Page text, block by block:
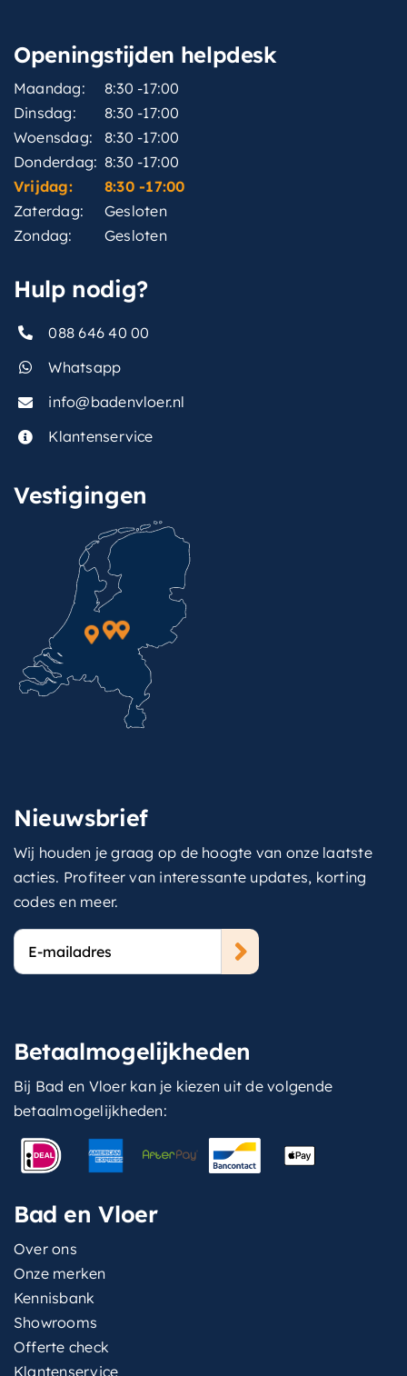
Openingstijden helpdesk
Maandag:
8:30 -17:00
Dinsdag:
8:30 -17:00
Woensdag:
8:30 -17:00
Donderdag: 8:30 -17:00
Vrijdag:
8:30 -17:00
Zaterdag:
Gesloten
Zondag:
Gesloten
Hulp nodig?
088 646 40 00
Whatsapp
info@badenvloer.nl
Klantenservice
Vestigingen
Nieuwsbrief
Wij houden je graag op de hoogte van onze laatste
acties. Profiteer van interessante updates, korting
codes en meer.
E-
mailadres
Betaalmogelijkheden
Bij Bad en Vloer kan je kiezen uit de volgende
betaalmogelijkheden:
Bad en Vloer
Over ons
Onze merken
Kennisbank
Showrooms
Offerte check
Klantenservice